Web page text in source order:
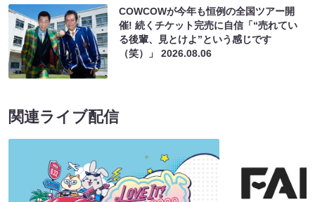
COWCOWが今年も恒例の全国ツアー開
催! 続くチケット完売に自信「“売れてい
る後輩、見とけよ”という感じです
（笑）」2026.08.06
関連ライブ配信